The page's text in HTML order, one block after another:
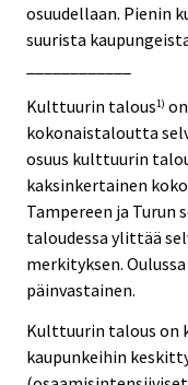
osuudellaan. Pienin
suurista
Kulttuurin talous1)
kokonaistaloutta
osuus kulttuurin
kaksinkertainen
Tampereen ja Turun
taloudessa ylittää
merkityksen.
päinvastainen.
Kulttuurin talous on
kaupunkeihin